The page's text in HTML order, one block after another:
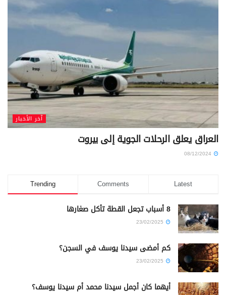
آخر الأخبار
العراق يعلق الرحلات الجوية إلى بيروت
Trending Comments Latest
8 أسباب تجعل القطة تأكل صغارها
كم أمضى سيدنا يوسف في السجن؟
أيهما كان أجمل سيدنا محمد أم سيدنا يوسف؟